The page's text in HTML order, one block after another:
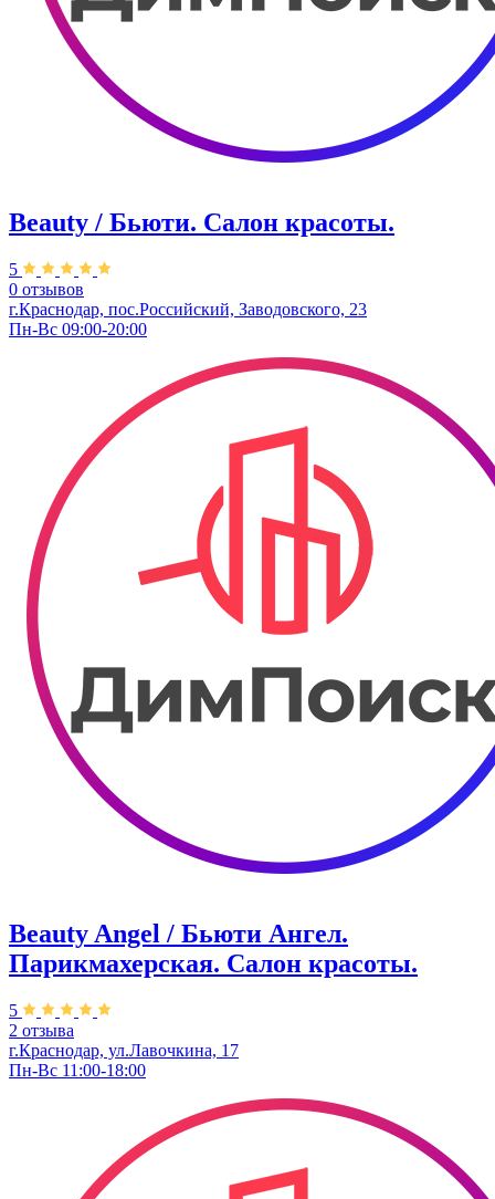
Beauty / Бьюти. Салон красоты.
5
0 отзывов
г.Краснодар, пос.Российский, Заводовского, 23
Пн-Вс 09:00-20:00
Beauty Angel / Бьюти Ангел.
Парикмахерская. Салон красоты.
5
2 отзыва
г.Краснодар, ул.Лавочкина, 17
Пн-Вс 11:00-18:00